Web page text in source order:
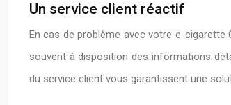
Un service client réactif
En cas de problème avec votre e-
souvent à disposition des informations
du service client vous garantissent une